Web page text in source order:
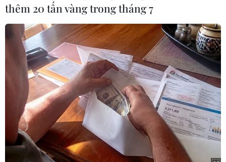
Theo dõi VietnamPlus
TIN LIÊN QUAN
thêm 20 tấn vàng trong tháng 7